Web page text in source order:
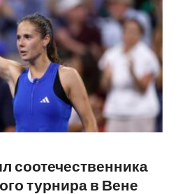
соотечественника
турнира в Вене